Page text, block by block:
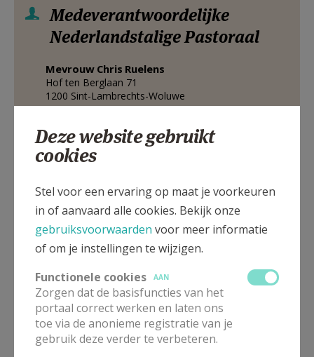
Medeverantwoordelijke
Nederlandstalige Pastoraal
Mevrouw Chris Ruelens
Hof ten Berglaan 71
1200 Sint-Lambrechts-Woluwe
Stuur een mailtje
Google Maps
verantwoordelijke Franstalige
pastoraal + pastoor
De heer Théodore Bahisha
Rogierlaan 408
1030 Schaarbeek
02 705 46 62
Deze website gebruikt
cookies
Stel voor een ervaring op maat je voorkeuren
in of aanvaard alle cookies. Bekijk onze
gebruiksvoorwaarden voor meer informatie
of om je instellingen te wijzigen.
Functionele cookies
AAN
Zorgen dat de basisfuncties van het
portaal correct werken en laten ons
toe via de anonieme registratie van je
gebruik deze verder te verbeteren.